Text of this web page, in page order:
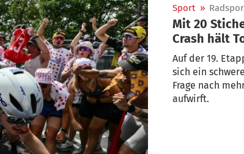
Sport »
Mit 20
Crash hält
Auf der 19.
sich ein
Frage nach
aufwirft.